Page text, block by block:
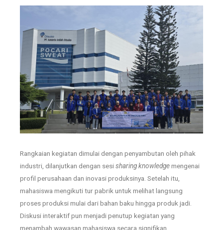
Rangkaian kegiatan dimulai dengan penyambutan oleh pihak
industri, dilanjutkan dengan sesisharing knowledgemengenai
profil perusahaan dan inovasi produksinya. Setelah itu,
mahasiswa mengikuti tur pabrik untuk melihat langsung
proses produksi mulai dari bahan baku hingga produk jadi.
Diskusi interaktif pun menjadi penutup kegiatan yang
menambah wawasan mahasiswa secara signifikan.